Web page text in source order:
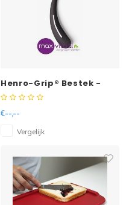
Henro-Grip® Bestek -
€--,--
Vergelijk